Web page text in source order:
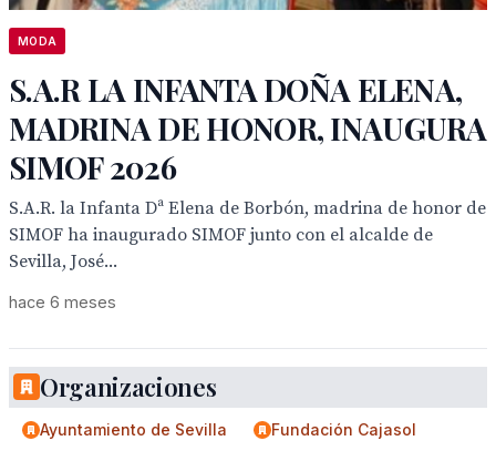
MODA
S.A.R LA INFANTA DOÑA ELENA,
MADRINA DE HONOR, INAUGURA
SIMOF 2026
S.A.R. la Infanta Dª Elena de Borbón, madrina de honor de
SIMOF ha inaugurado SIMOF junto con el alcalde de
Sevilla, José...
hace 6 meses
Organizaciones
Ayuntamiento de Sevilla
Fundación Cajasol